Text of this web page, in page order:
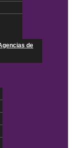
de